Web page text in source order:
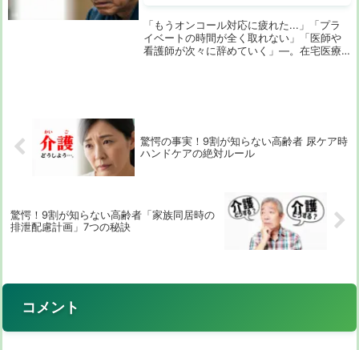
「もうオンコール対応に疲れた...」「プラ
イベートの時間が全く取れない」「医師や
看護師が次々に辞めていく」—。在宅医療
驚愕の事実！9割が知らない高齢者 尿ケア時
ハンドケアの絶対ルール
驚愕！9割が知らない高齢者「家族同居時の
排泄配慮計画」7つの秘訣
コメント